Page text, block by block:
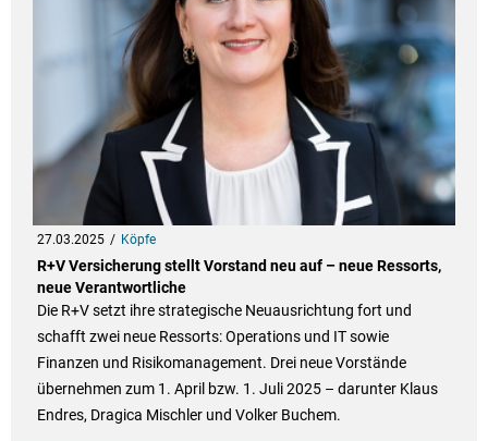
27.03.2025 Köpfe
R+V Versicherung stellt Vorstand neu auf – neue Ressorts,
neue Verantwortliche
Die R+V setzt ihre strategische Neuausrichtung fort und
schafft zwei neue Ressorts: Operations und IT sowie
Finanzen und Risikomanagement. Drei neue Vorstände
übernehmen zum 1. April bzw. 1. Juli 2025 – darunter Klaus
Endres, Dragica Mischler und Volker Buchem.